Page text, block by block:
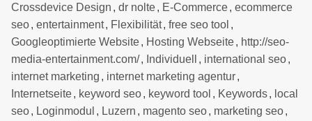
Crossdevice Design , dr nolte, E-Commerce, ecommerce
seo, entertainment, Flexibilität, free seo tool ,
Googleoptimierte Website, Hosting Webseite, http://seo-
media-entertainment.com/, Individuell , international seo,
internet marketing , internet marketing agentur,
Internetseite, keyword seo, keyword tool , Keywords, local
seo, Loginmodul , Luzern , magento seo, marketing seo,